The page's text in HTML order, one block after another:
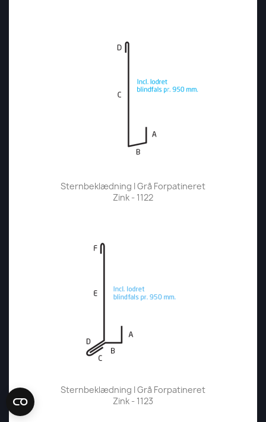
Sternbeklædning I Grå Forpatineret
Zink - 1122
Sternbeklædning I Grå Forpatineret
Zink - 1123